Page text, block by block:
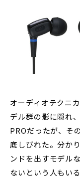
オーディオテクニ
デル群の影に隠れ
PROだったが、そ
底しびれた。分か
ンドを出すモデル
ないという人もい